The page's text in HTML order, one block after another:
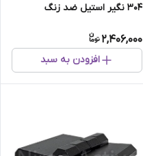
304 نگیر استیل ضد زنگ
2,406,000
افزودن به سبد